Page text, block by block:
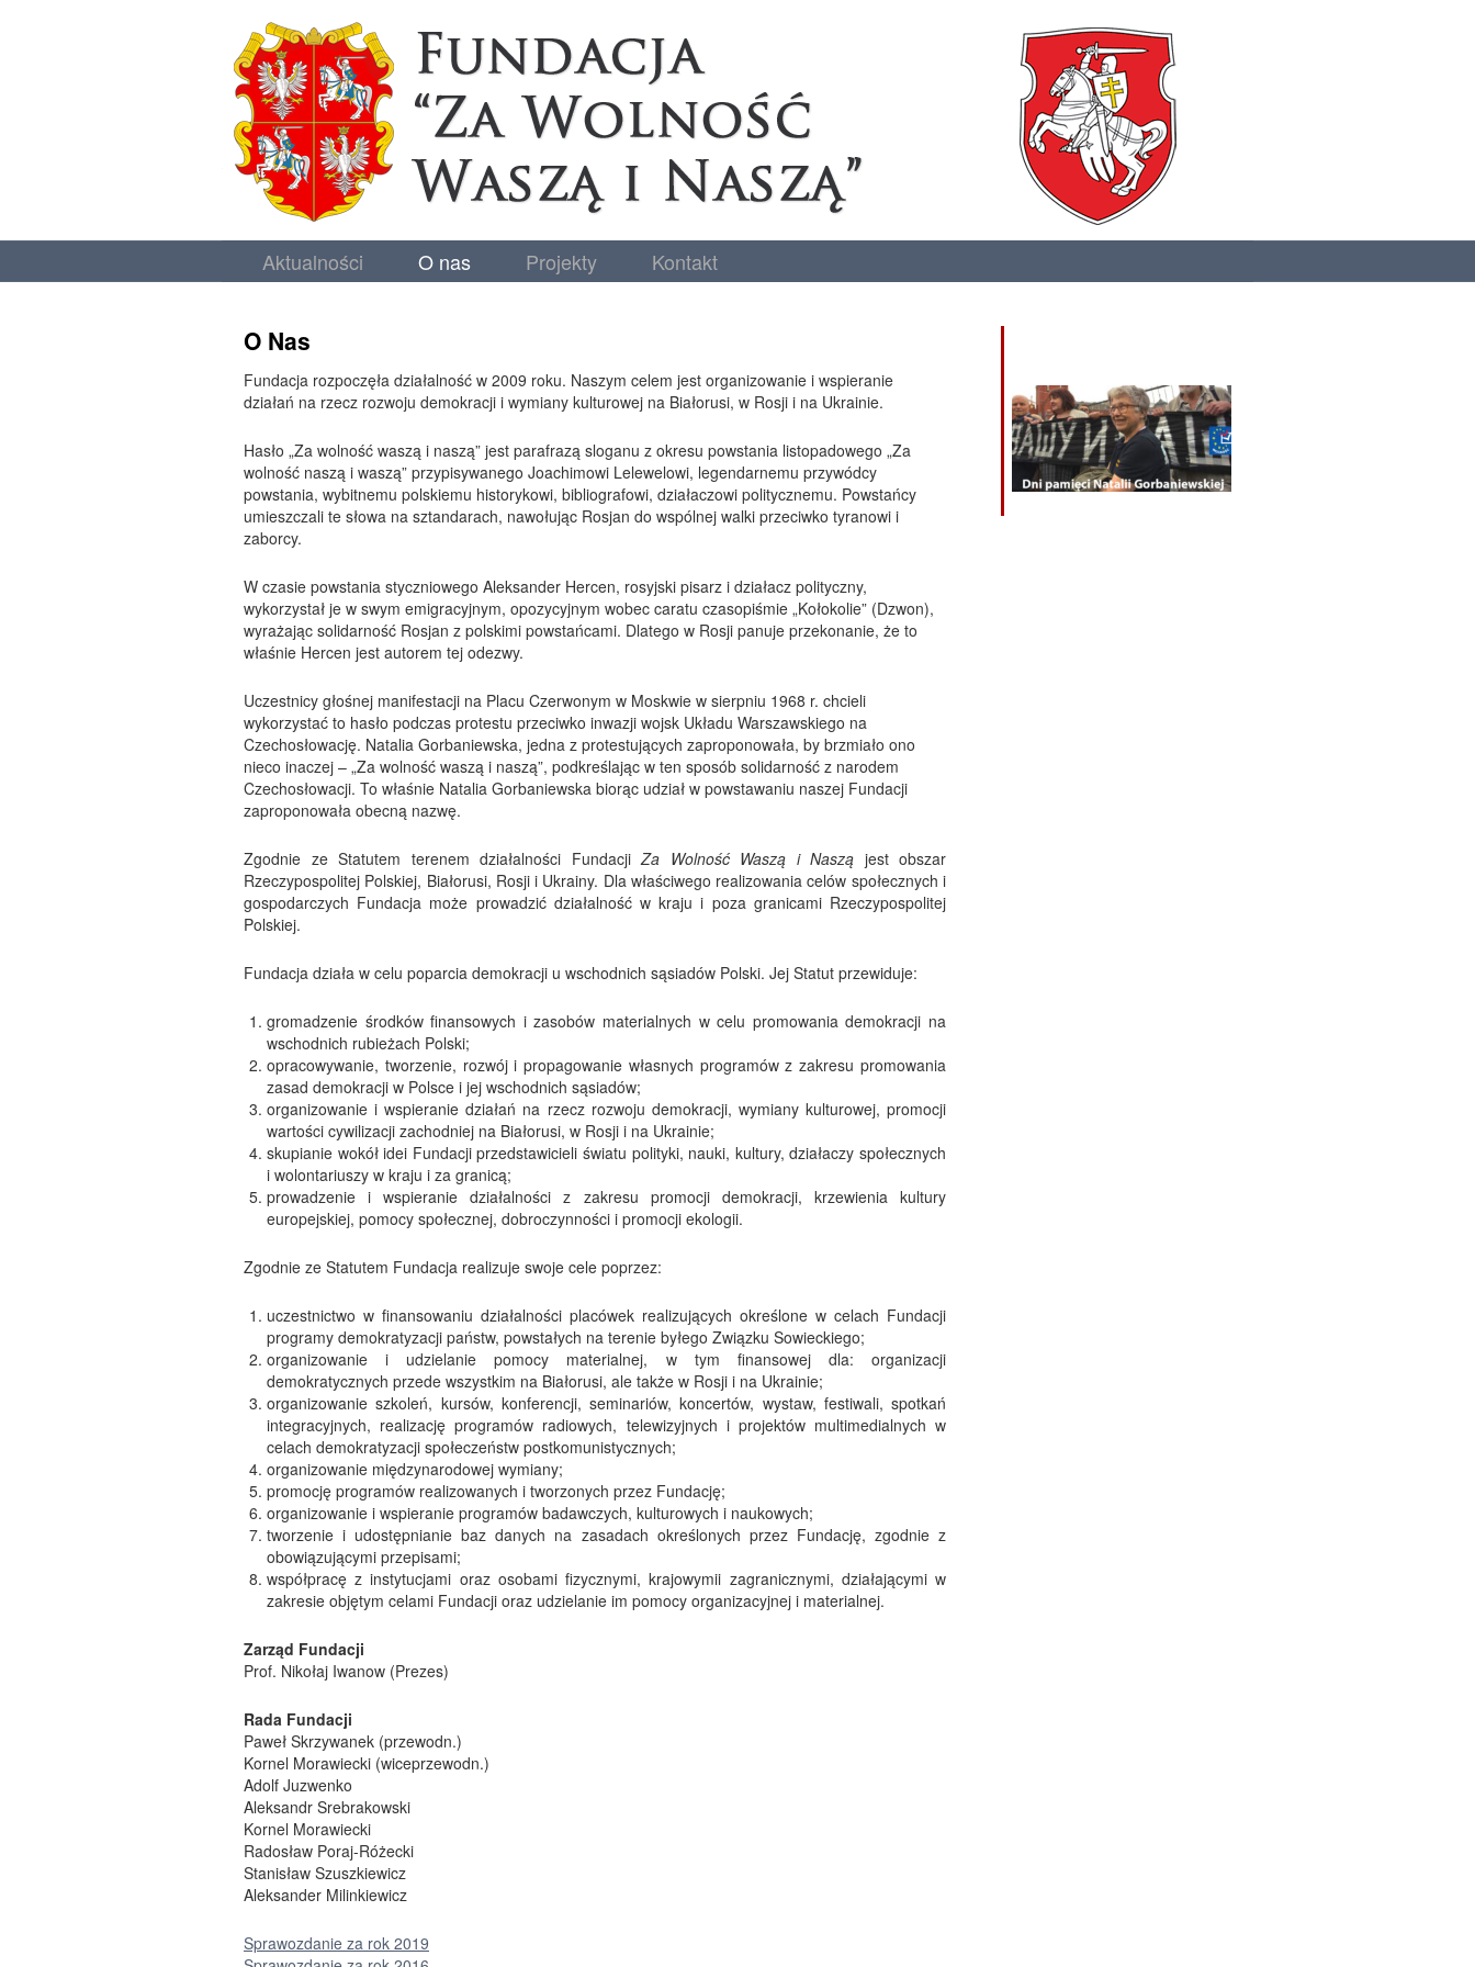
Aktualności O nas Projekty Kontakt
O Nas
Fundacja rozpoczęła działalność w 2009 roku. Naszym celem jest organizowanie i wspieranie
działań na rzecz rozwoju demokracji i wymiany kulturowej na Białorusi, w Rosji i na Ukrainie.
Hasło „Za wolność waszą i naszą” jest parafrazą sloganu z okresu powstania listopadowego „Za
wolność naszą i waszą” przypisywanego Joachimowi Lelewelowi, legendarnemu przywódcy
powstania, wybitnemu polskiemu historykowi, bibliografowi, działaczowi politycznemu. Powstańcy
umieszczali te słowa na sztandarach, nawołując Rosjan do wspólnej walki przeciwko tyranowi i
zaborcy.
W czasie powstania styczniowego Aleksander Hercen, rosyjski pisarz i działacz polityczny,
wykorzystał je w swym emigracyjnym, opozycyjnym wobec caratu czasopiśmie „Kołokolie” (Dzwon),
wyrażając solidarność Rosjan z polskimi powstańcami. Dlatego w Rosji panuje przekonanie, że to
właśnie Hercen jest autorem tej odezwy.
Uczestnicy głośnej manifestacji na Placu Czerwonym w Moskwie w sierpniu 1968 r. chcieli
wykorzystać to hasło podczas protestu przeciwko inwazji wojsk Układu Warszawskiego na
Czechosłowację. Natalia Gorbaniewska, jedna z protestujących zaproponowała, by brzmiało ono
nieco inaczej – „Za wolność waszą i naszą”, podkreślając w ten sposób solidarność z narodem
Czechosłowacji. To właśnie Natalia Gorbaniewska biorąc udział w powstawaniu naszej Fundacji
zaproponowała obecną nazwę.
Zgodnie ze Statutem terenem działalności FundacjiZa Wolność Waszą i Naszą jest obszar
Rzeczypospolitej Polskiej, Białorusi, Rosji i Ukrainy. Dla właściwego realizowania celów społecznych i
gospodarczych Fundacja może prowadzić działalność w kraju i poza granicami Rzeczypospolitej
Polskiej.
Fundacja działa w celu poparcia demokracji u wschodnich sąsiadów Polski. Jej Statut przewiduje:
gromadzenie środków finansowych i zasobów materialnych w celu promowania demokracji na
wschodnich rubieżach Polski;
opracowywanie, tworzenie, rozwój i propagowanie własnych programów z zakresu promowania
zasad demokracji w Polsce i jej wschodnich sąsiadów;
organizowanie i wspieranie działań na rzecz rozwoju demokracji, wymiany kulturowej, promocji
wartości cywilizacji zachodniej na Białorusi, w Rosji i na Ukrainie;
skupianie wokół idei Fundacji przedstawicieli światu polityki, nauki, kultury, działaczy społecznych
i wolontariuszy w kraju i za granicą;
prowadzenie i wspieranie działalności z zakresu promocji demokracji, krzewienia kultury
europejskiej, pomocy społecznej, dobroczynności i promocji ekologii.
Zgodnie ze Statutem Fundacja realizuje swoje cele poprzez:
uczestnictwo w finansowaniu działalności placówek realizujących określone w celach Fundacji
programy demokratyzacji państw, powstałych na terenie byłego Związku Sowieckiego;
organizowanie i udzielanie pomocy materialnej, w tym finansowej dla: organizacji
demokratycznych przede wszystkim na Białorusi, ale także w Rosji i na Ukrainie;
organizowanie szkoleń, kursów, konferencji, seminariów, koncertów, wystaw, festiwali, spotkań
integracyjnych, realizację programów radiowych, telewizyjnych i projektów multimedialnych w
celach demokratyzacji społeczeństw postkomunistycznych;
organizowanie międzynarodowej wymiany;
promocję programów realizowanych i tworzonych przez Fundację;
organizowanie i wspieranie programów badawczych, kulturowych i naukowych;
tworzenie i udostępnianie baz danych na zasadach określonych przez Fundację, zgodnie z
obowiązującymi przepisami;
współpracę z instytucjami oraz osobami fizycznymi, krajowymii zagranicznymi, działającymi w
zakresie objętym celami Fundacji oraz udzielanie im pomocy organizacyjnej i materialnej.
Zarząd Fundacji
Prof. Nikołaj Iwanow (Prezes)
Rada Fundacji
Paweł Skrzywanek (przewodn.)
Kornel Morawiecki (wiceprzewodn.)
Adolf Juzwenko
Aleksandr Srebrakowski
Kornel Morawiecki
Radosław Poraj-Różecki
Stanisław Szuszkiewicz
Aleksander Milinkiewicz
Sprawozdanie za rok 2019